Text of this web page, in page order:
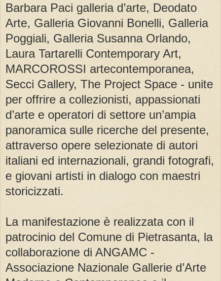
Barbara Paci galleria d’arte, Deodato
Arte, Galleria Giovanni Bonelli, Galleria
Poggiali, Galleria Susanna Orlando,
Laura Tartarelli Contemporary Art,
MARCOROSSI artecontemporanea,
Secci Gallery, The Project Space - unite
per offrire a collezionisti, appassionati
d’arte e operatori di settore un’ampia
panoramica sulle ricerche del presente,
attraverso opere selezionate di autori
italiani ed internazionali, grandi fotografi,
e giovani artisti in dialogo con maestri
storicizzati.
La manifestazione è realizzata con il
patrocinio del Comune di Pietrasanta, la
collaborazione di ANGAMC -
Associazione Nazionale Gallerie d’Arte